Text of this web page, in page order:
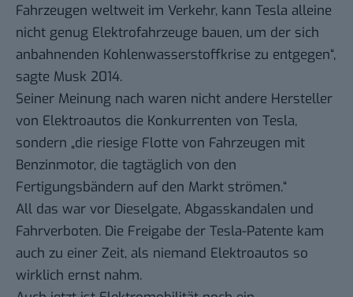
Fahrzeugen weltweit im Verkehr, kann Tesla alleine
nicht genug Elektrofahrzeuge bauen, um der sich
anbahnenden Kohlenwasserstoffkrise zu entgegen“,
sagte Musk 2014.
Seiner Meinung nach waren nicht andere Hersteller
von Elektroautos die Konkurrenten von Tesla,
sondern „die riesige Flotte von Fahrzeugen mit
Benzinmotor, die tagtäglich von den
Fertigungsbändern auf den Markt strömen.“
All das war vor Dieselgate, Abgasskandalen und
Fahrverboten. Die Freigabe der Tesla-Patente kam
auch zu einer Zeit, als niemand Elektroautos so
wirklich ernst nahm.